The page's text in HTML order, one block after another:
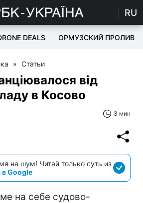
RU
DEALS ОРМУЗСКИЙ ПРОЛИВ
» Статьи
від
в Косово
3 мин
на шум! Читай только суть из
Google
на себе судово-